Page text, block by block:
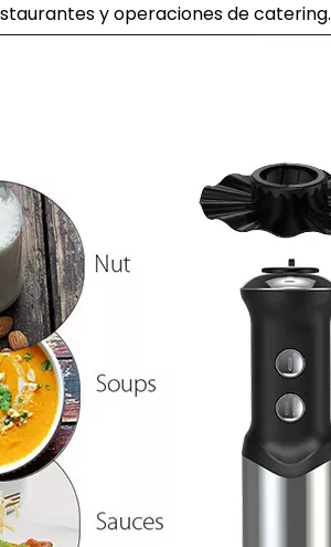
y operaciones de catering.